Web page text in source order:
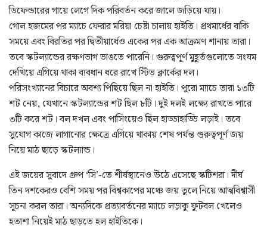
ডিফেন্ডারের গায়ে লেগে দিক পরিবর্তন করে জালে জড়িয়ে যায়।
গোল হজমের পর ম্যাচে ফেরার মরিয়া চেষ্টা চালায় হাইতি। প্রথমার্ধের বাকি
সময়ে এবং বিরতির পর দ্বিতীয়ার্ধেও একের পর এক আক্রমণ শানায় তারা।
তবে স্কটল্যান্ডের রক্ষণভাগ ভাঙতে পারেনি। গুরুত্বপূর্ণ মুহূর্তগুলোতে সংযম
দেখিয়ে এগিয়ে থাকা ব্যবধান ধরে রাখে স্টিভ ক্লার্কের দল।
পরিসংখ্যানের বিচারে অবশ্য পিছিয়ে ছিল না হাইতি। পুরো ম্যাচে তারা ১৩টি
শট নেয়, যেখানে স্কটল্যান্ডের শট ছিল ৮টি। দুই দলই লক্ষ্যে রাখতে পারে
৩টি করে শট। বল দখল এবং পাসিংয়েও ছিল হাড্ডাহাড্ডি লড়াই। তবে
সুযোগ কাজে লাগানোর ক্ষেত্রে এগিয়ে থাকায় শেষ পর্যন্ত গুরুত্বপূর্ণ জয়
নিয়ে মাঠ ছাড়ে স্কটল্যান্ড।
এই জয়ের সুবাদে গ্রুপ ‘সি’-তে শীর্ষস্থানেও উঠে এসেছে স্কটিশরা। দীর্ঘ
তিন দশকেরও বেশি সময় পর বিশ্বকাপের মঞ্চে জয় তুলে নিয়ে আত্মবিশ্বাসী
সূচনা করল তারা। অন্যদিকে প্রত্যাবর্তনের ম্যাচে লড়াকু ফুটবল খেলেও
হতাশা নিয়েই মাঠ ছাড়তে হল হাইতিকে।